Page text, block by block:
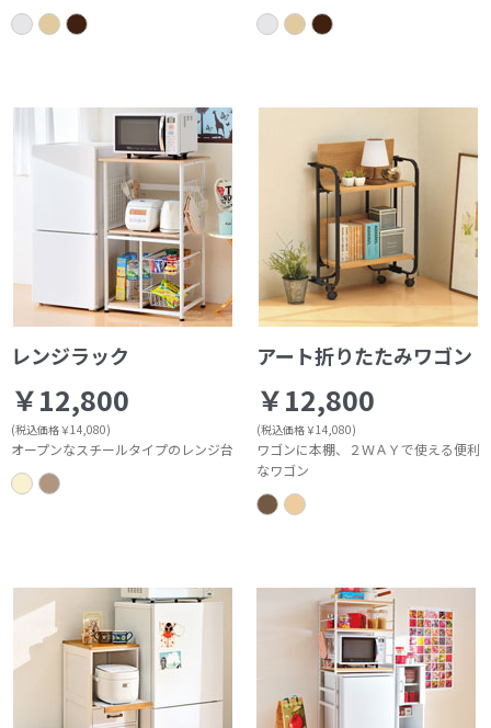
レンジラック
￥12,800
(税込価格￥14,080)
オープンなスチールタイプのレンジ台
アート折りたたみワゴン
￥12,800
(税込価格￥14,080)
ワゴンに本棚、２ＷＡＹで使える便利
なワゴン